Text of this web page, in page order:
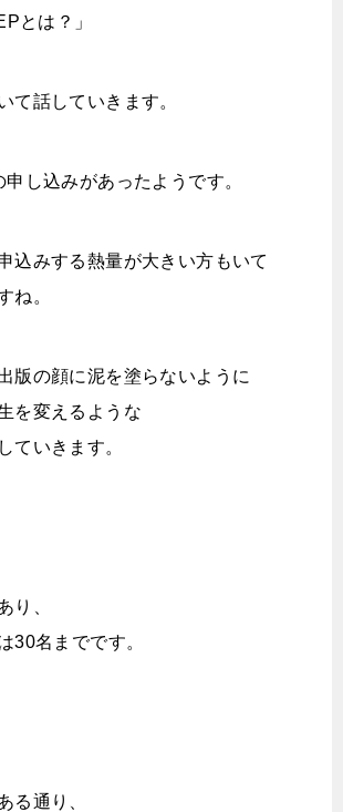
とは？」
て話していきます。
し込みがあったようです。
込みする熱量が大きい方もいて
ね。
版の顔に泥を塗らないように
を変えるような
ていきます。
り、
30名までです。
る通り、